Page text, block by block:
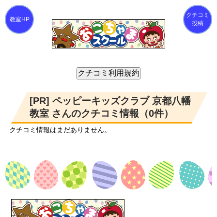
クチコミ
投稿
[PR] ペッピーキッズクラブ 京都八幡
教室 さんのクチコミ情報（0件）
クチコミ情報はまだありません。